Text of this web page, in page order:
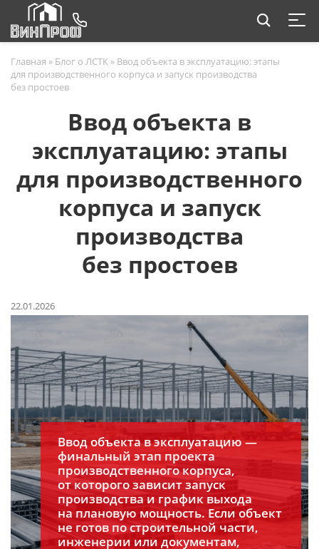
Главная » Блог о ЛСТК » Ввод объекта в эксплуатацию: этапы
для производственного корпуса и запуск производства
без простоев
Ввод объекта в
эксплуатацию: этапы
для производственного
корпуса и запуск
производства
без простоев
22.01.2026
Ввод объекта в эксплуатацию —
финальный этап проекта
производственного корпуса,
от которого зависит запуск
производства и график выхода
на плановую мощность. Если объект
не готов по строительной части,
инженерии или документам,